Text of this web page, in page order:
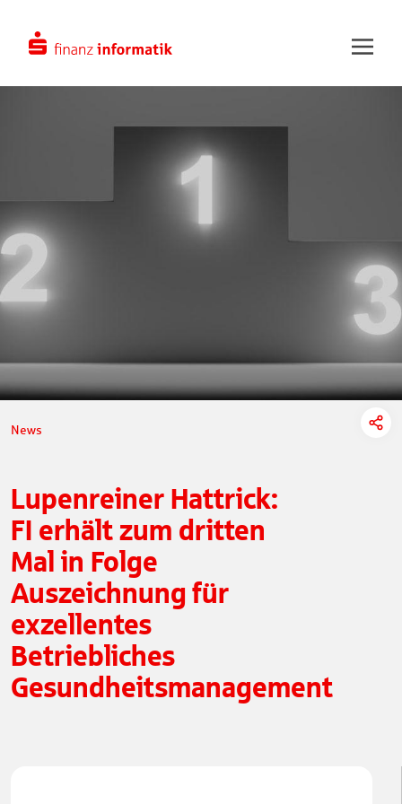
News
Lupenreiner Hattrick:
FI erhält zum dritten
Mal in Folge
Auszeichnung für
exzellentes
Betriebliches
Gesundheitsmanagement